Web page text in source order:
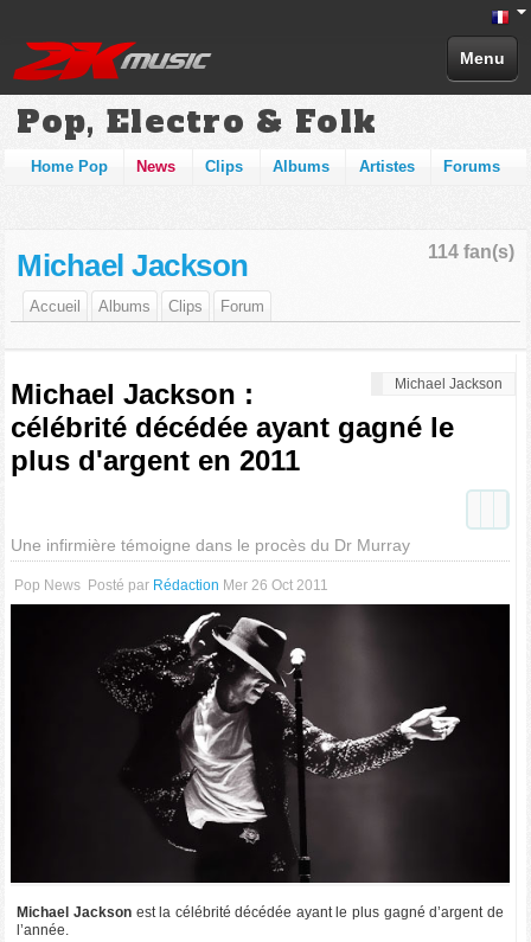
Menu
Pop, Electro & Folk
Home Pop News Clips Albums Artistes Forums
114 fan(s)
Michael Jackson
Accueil Albums Clips Forum
Michael Jackson
Michael Jackson :
célébrité décédée ayant gagné le
plus d'argent en 2011
Une infirmière témoigne dans le procès du Dr Murray
Pop News Posté par Rédaction Mer 26 Oct 2011
Michael Jackson est la célébrité décédée ayant le plus gagné d’argent de
l’année.